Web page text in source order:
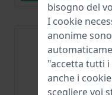
bisogno del
I cookie
anonime
"accetta tutti
anche i
scegliere voi